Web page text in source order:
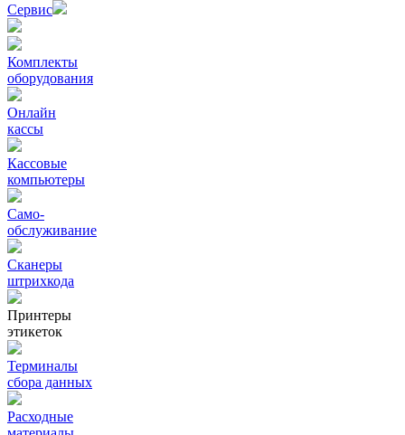
Сервис
Комплекты
оборудования
Онлайн
кассы
Кассовые
компьютеры
Само-
обслуживание
Сканеры
штрихкода
Принтеры
этикеток
Терминалы
сбора данных
Расходные